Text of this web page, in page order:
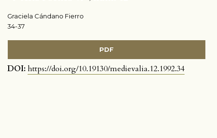
Graciela Cándano Fierro
34-37
PDF
DOI: https://doi.org/10.19130/medievalia.12.1992.34